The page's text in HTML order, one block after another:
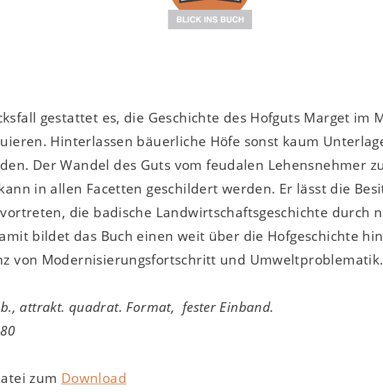
gestattet es, die Geschichte des Hofguts Marget im
Hinterlassen bäuerliche Höfe sonst kaum
Der Wandel des Guts vom feudalen Lehensnehmer
in allen Facetten geschildert werden. Er lässt die
die badische Landwirtschaftsgeschichte durch
bildet das Buch einen weit über die Hofgeschichte
von Modernisierungsfortschritt und Umweltproblematik.
attrakt. quadrat. Format, fester Einband.
zum Download